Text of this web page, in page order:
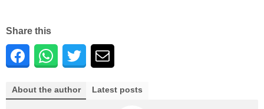
Share this
About the author Latest posts